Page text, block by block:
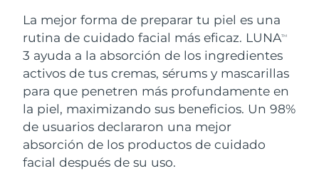
La mejor forma de preparar tu piel es una
rutina de cuidado facial más eficaz. LUNATM
3 ayuda a la absorción de los ingredientes
activos de tus cremas, sérums y mascarillas
para que penetren más profundamente en
la piel, maximizando sus beneficios. Un 98%
de usuarios declararon una mejor
absorción de los productos de cuidado
facial después de su uso.